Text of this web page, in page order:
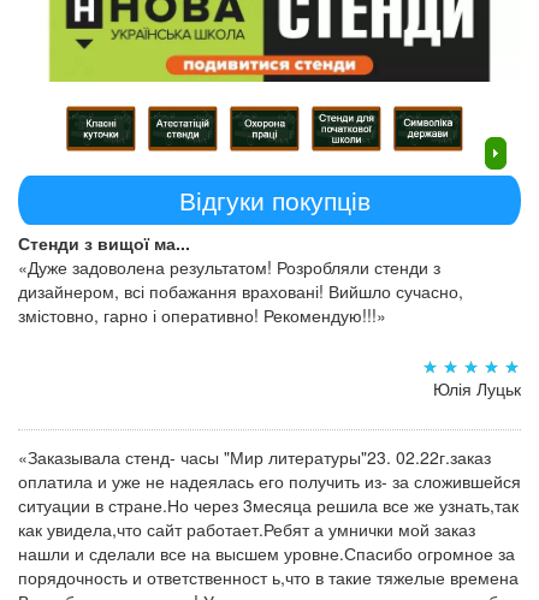
Відгуки покупців
Стенди з вищої ма...
«Дуже задоволена результатом! Розробляли стенди з
дизайнером, всі побажання враховані! Вийшло сучасно,
змістовно, гарно і оперативно! Рекомендую!!!»
Юлія Луцьк
«Заказывала стенд- часы "Мир литературы"23. 02.22г.заказ
оплатила и уже не надеялась его получить из- за сложившейся
ситуации в стране.Но через 3месяца решила все же узнать,так
как увидела,что сайт работает.Ребят а умнички мой заказ
нашли и сделали все на высшем уровне.Спасибо огромное за
порядочность и ответственност ь,что в такие тяжелые времена